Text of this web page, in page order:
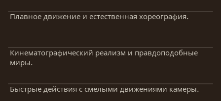
Плавное движение и естественная хореография.
Кинематографический реализм и правдоподобные
миры.
Быстрые действия с смелыми движениями камеры.